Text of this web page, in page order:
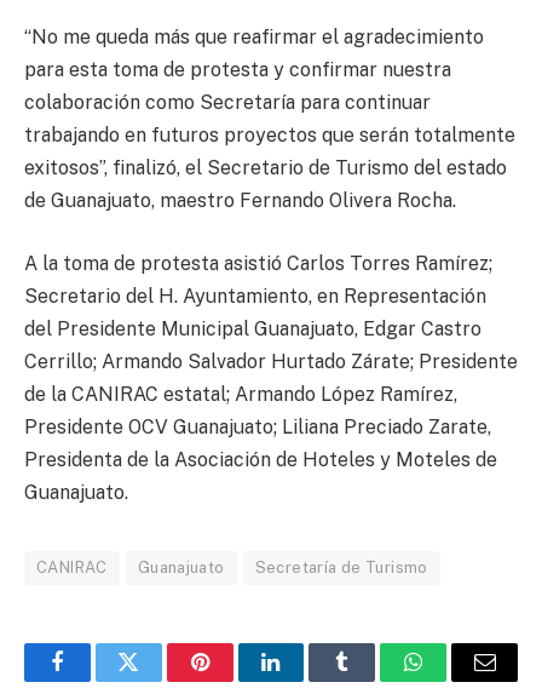
“No me queda más que reafirmar el agradecimiento
para esta toma de protesta y confirmar nuestra
colaboración como Secretaría para continuar
trabajando en futuros proyectos que serán totalmente
exitosos”, finalizó, el Secretario de Turismo del estado
de Guanajuato, maestro Fernando Olivera Rocha.
A la toma de protesta asistió Carlos Torres Ramírez;
Secretario del H. Ayuntamiento, en Representación
del Presidente Municipal Guanajuato, Edgar Castro
Cerrillo; Armando Salvador Hurtado Zárate; Presidente
de la CANIRAC estatal; Armando López Ramírez,
Presidente OCV Guanajuato; Liliana Preciado Zarate,
Presidenta de la Asociación de Hoteles y Moteles de
Guanajuato.
CANIRAC Guanajuato Secretaría de Turismo
FacebookTwitter PinterestLinkedInTumblr WhatsAppEmail